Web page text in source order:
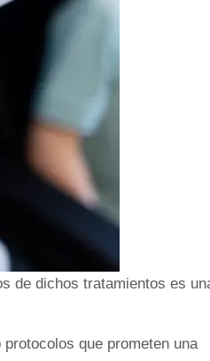
de dichos tratamientos es
que prometen una